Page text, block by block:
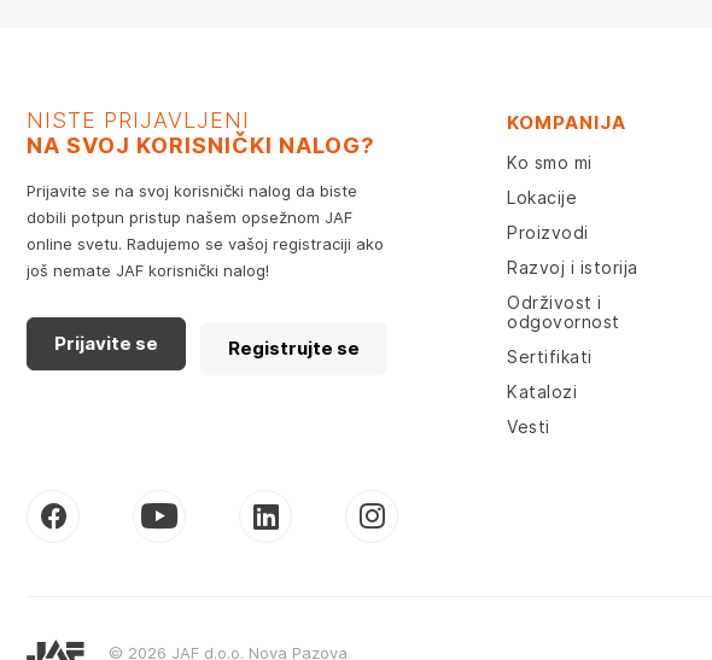
NISTE PRIJAVLJENI
NA SVOJ KORISNIČKI NALOG?
Prijavite se na svoj korisnički nalog da biste
dobili potpun pristup našem opsežnom JAF
online svetu. Radujemo se vašoj registraciji ako
još nemate JAF korisnički nalog!
Prijavite se Registrujte se
KOMPANIJA
Ko smo mi
Lokacije
Proizvodi
Razvoj i istorija
Održivost i
odgovornost
Sertifikati
Katalozi
Vesti
© 2026 JAF d.o.o. Nova Pazova